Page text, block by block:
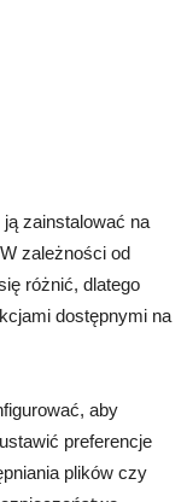
zainstalować na
zależności od
różnić, dlatego
dostępnymi na
aby
preferencje
plików czy